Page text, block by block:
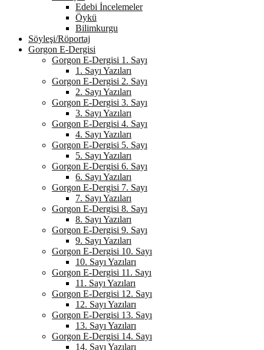
Edebi İncelemeler
Öykü
Bilimkurgu
Söyleşi/Röportaj
Gorgon E-Dergisi
Gorgon E-Dergisi 1. Sayı
1. Sayı Yazıları
Gorgon E-Dergisi 2. Sayı
2. Sayı Yazıları
Gorgon E-Dergisi 3. Sayı
3. Sayı Yazıları
Gorgon E-Dergisi 4. Sayı
4. Sayı Yazıları
Gorgon E-Dergisi 5. Sayı
5. Sayı Yazıları
Gorgon E-Dergisi 6. Sayı
6. Sayı Yazıları
Gorgon E-Dergisi 7. Sayı
7. Sayı Yazıları
Gorgon E-Dergisi 8. Sayı
8. Sayı Yazıları
Gorgon E-Dergisi 9. Sayı
9. Sayı Yazıları
Gorgon E-Dergisi 10. Sayı
10. Sayı Yazıları
Gorgon E-Dergisi 11. Sayı
11. Sayı Yazıları
Gorgon E-Dergisi 12. Sayı
12. Sayı Yazıları
Gorgon E-Dergisi 13. Sayı
13. Sayı Yazıları
Gorgon E-Dergisi 14. Sayı
14. Sayı Yazıları